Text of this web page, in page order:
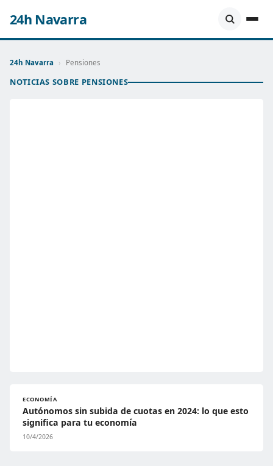
24h Navarra
24h Navarra › Pensiones
NOTICIAS SOBRE PENSIONES
ECONOMÍA
Autónomos sin subida de cuotas en 2024: lo que esto
significa para tu economía
10/4/2026